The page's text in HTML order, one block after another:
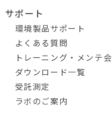
サポート
環境製品サポート
よくある質問
トレーニング・メンテ会
ダウンロード一覧
受託測定
ラボのご案内